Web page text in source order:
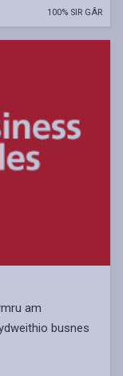
100% SIR GÂR
am
busnes